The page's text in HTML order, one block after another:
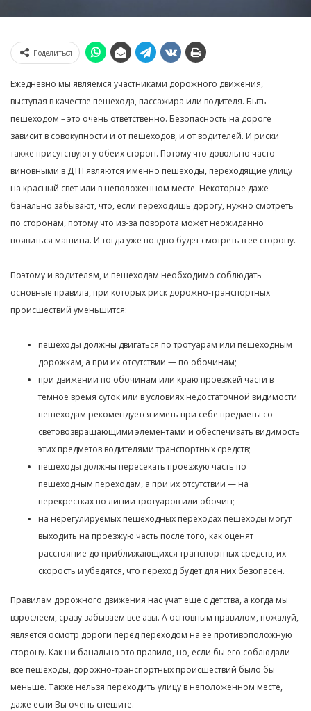
Поделиться
Ежедневно мы являемся участниками дорожного движения,
выступая в качестве пешехода, пассажира или водителя. Быть
пешеходом – это очень ответственно. Безопасность на дороге
зависит в совокупности и от пешеходов, и от водителей. И риски
также присутствуют у обеих сторон. Потому что довольно часто
виновными в ДТП являются именно пешеходы, переходящие улицу
на красный свет или в неположенном месте. Некоторые даже
банально забывают, что, если переходишь дорогу, нужно смотреть
по сторонам, потому что из-за поворота может неожиданно
появиться машина. И тогда уже поздно будет смотреть в ее сторону.
Поэтому и водителям, и пешеходам необходимо соблюдать
основные правила, при которых риск дорожно-транспортных
происшествий уменьшится:
пешеходы должны двигаться по тротуарам или пешеходным
дорожкам, а при их отсутствии — по обочинам;
при движении по обочинам или краю проезжей части в
темное время суток или в условиях недостаточной видимости
пешеходам рекомендуется иметь при себе предметы со
световозвращающими элементами и обеспечивать видимость
этих предметов водителями транспортных средств;
пешеходы должны пересекать проезжую часть по
пешеходным переходам, а при их отсутствии — на
перекрестках по линии тротуаров или обочин;
на нерегулируемых пешеходных переходах пешеходы могут
выходить на проезжую часть после того, как оценят
расстояние до приближающихся транспортных средств, их
скорость и убедятся, что переход будет для них безопасен.
Правилам дорожного движения нас учат еще с детства, а когда мы
взрослеем, сразу забываем все азы. А основным правилом, пожалуй,
является осмотр дороги перед переходом на ее противоположную
сторону. Как ни банально это правило, но, если бы его соблюдали
все пешеходы, дорожно-транспортных происшествий было бы
меньше. Также нельзя переходить улицу в неположенном месте,
даже если Вы очень спешите.